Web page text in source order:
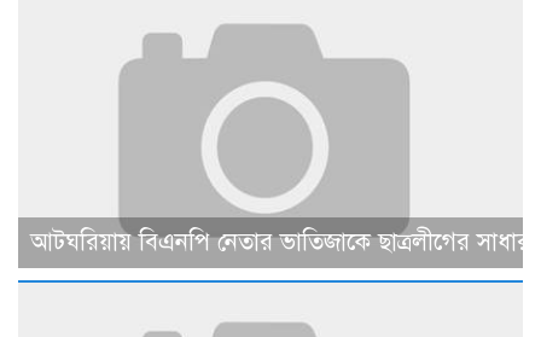
আটঘরিয়ায় বিএনপি নেতার ভাতিজাকে ছাত্রলীগের